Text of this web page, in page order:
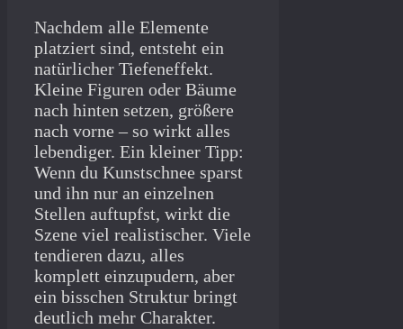
Nachdem alle Elemente
platziert sind, entsteht ein
natürlicher Tiefeneffekt.
Kleine Figuren oder Bäume
nach hinten setzen, größere
nach vorne – so wirkt alles
lebendiger. Ein kleiner Tipp:
Wenn du Kunstschnee sparst
und ihn nur an einzelnen
Stellen auftupfst, wirkt die
Szene viel realistischer. Viele
tendieren dazu, alles
komplett einzupudern, aber
ein bisschen Struktur bringt
deutlich mehr Charakter.